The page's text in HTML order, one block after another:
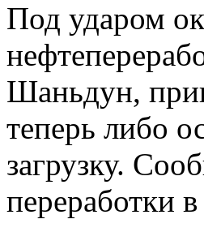
Под ударом
Шаньдун,
теперь либо
загрузку.
переработки